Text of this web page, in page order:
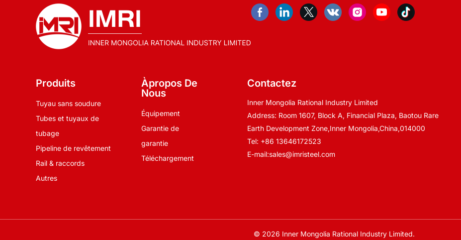
Produits
Tuyau sans soudure
Tubes et tuyaux de
tubage
Pipeline de revêtement
Rail & raccords
Autres
Àpropos De
Nous
Équipement
Garantie de
garantie
Téléchargement
Contactez
Inner Mongolia Rational Industry Limited
Address: Room 1607, Block A, Financial Plaza, Baotou Rare
Earth Development Zone,Inner Mongolia,China,014000
Tel: +86 13646172523
E-mail:sales@imristeel.com
© 2026 Inner Mongolia Rational Industry Limited.